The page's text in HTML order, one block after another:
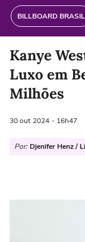
BILLBOARD BRASIL
Kanye
Luxo em
Milhões
30 out 2024 - 16h47
Por: Djenifer Henz /